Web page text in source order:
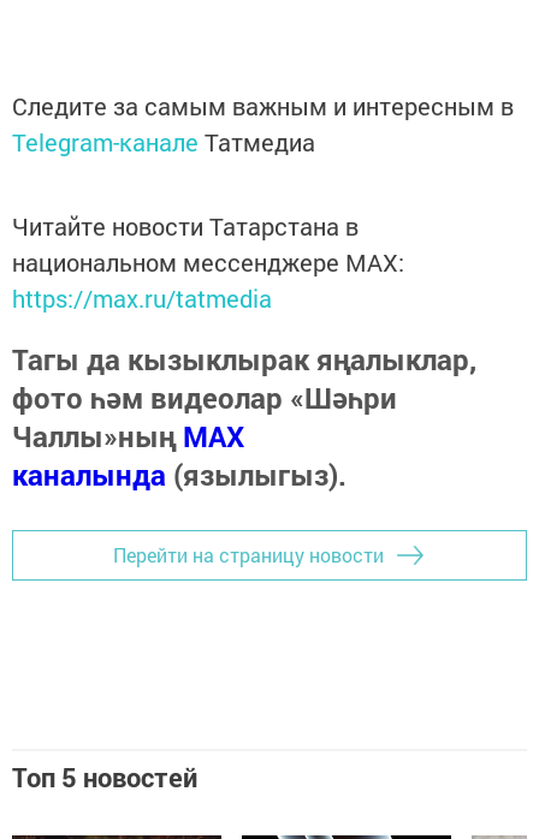
Следите за самым важным и интересным в
Telegram-канале Татмедиа
Читайте новости Татарстана в
национальном мессенджере MАХ:
https://max.ru/tatmedia
Тагы да кызыклырак яңалыклар,
фото һәм видеолар «Шәһри
Чаллы»ныңMAX
каналында (язылыгыз).
Перейти на страницу новости
Топ 5 новостей